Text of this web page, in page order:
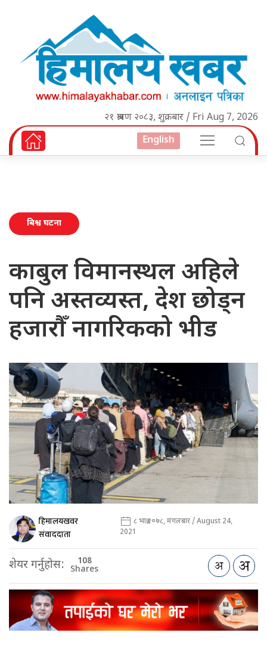
२१ श्रावण २०८३, शुक्रबार / Fri Aug 7, 2026
English
बिश्व घटना
काबुल विमानस्थल अहिले
पनि अस्तव्यस्त, देश छोड्न
हजारौँ नागरिकको भीड
हिमालयखवर
संवाददाता
८ भाद्र २०७८, मंगलबार / August 24,
2021
शेयर गर्नुहोस: 108
Shares